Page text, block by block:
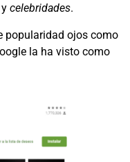
celebridades.
popularidad ojos como
la ha visto como